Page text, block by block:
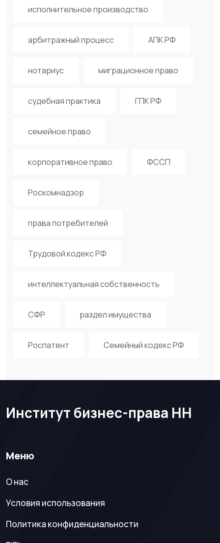
исполнительное производство
арбитражный процесс АПК РФ
нотариус миграционное право
судебная практика ГПК РФ
семейное право
корпоративное право ФССП
Роскомнадзор
права потребителей
Трудовой кодекс РФ
интеллектуальная собственность
СФР раздел имущества
Роспатент Семейный кодекс РФ
Институт бизнес-права НН
Меню
О нас
Условия использования
Политика конфиденциальности